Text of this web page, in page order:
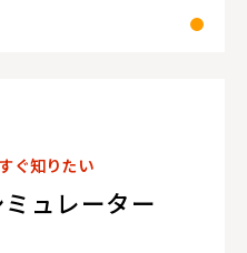
ぐ知りたい
ュレーター